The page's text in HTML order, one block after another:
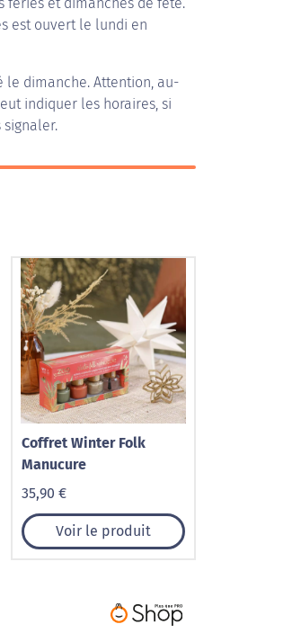
est ouvert le lundi en
le dimanche. Attention, au-
indiquer les horaires, si
signaler.
Coffret Winter Folk
Manucure
35,90 €
Voir le produit